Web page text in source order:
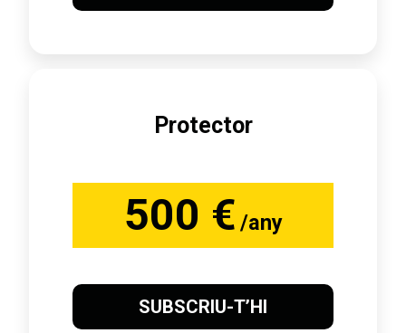
Protector
500 € /any
SUBSCRIU-T’HI